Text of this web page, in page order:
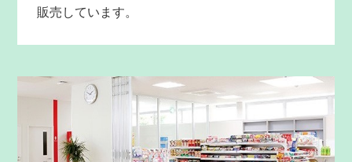
販売しています。